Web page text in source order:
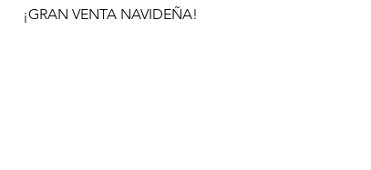
¡GRAN VENTA NAVIDEÑA!